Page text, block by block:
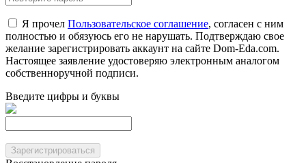
Я прочел Пользовательское соглашение, согласен с ним
полностью и обязуюсь его не нарушать. Подтверждаю свое
желание зарегистрировать аккаунт на сайте Dom-Eda.com.
Настоящее заявление удостоверяю электронным аналогом
собственноручной подписи.
Введите цифры и буквы
Зарегистрироваться